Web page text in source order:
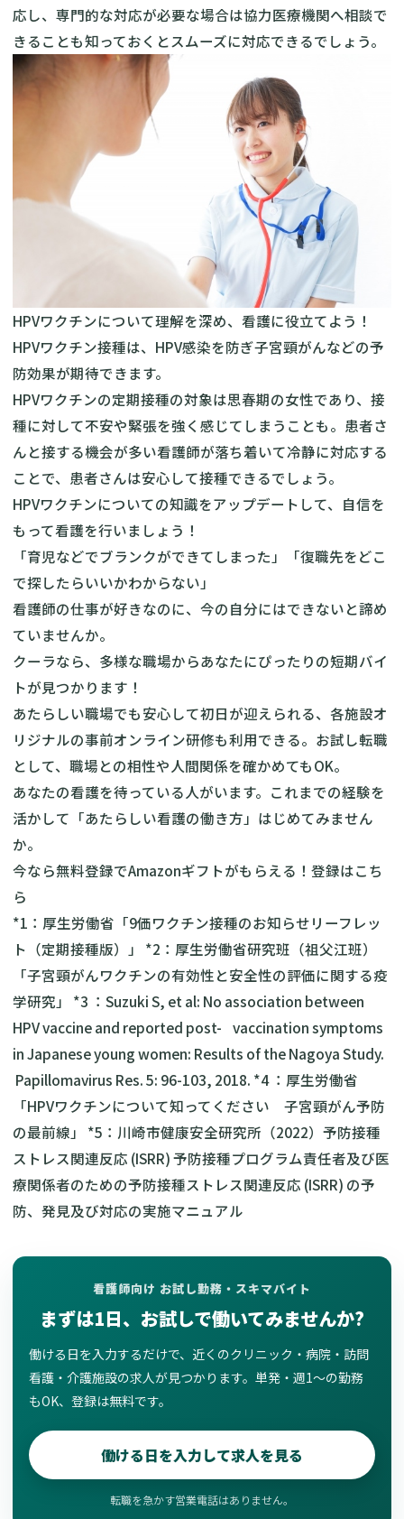
応し、専門的な対応が必要な場合は協力医療機関へ相談で
きることも知っておくとスムーズに対応できるでしょう。
HPVワクチンについて理解を深め、看護に役立てよう！
HPVワクチン接種は、HPV感染を防ぎ子宮頸がんなどの予
防効果が期待できます。
HPVワクチンの定期接種の対象は思春期の女性であり、接
種に対して不安や緊張を強く感じてしまうことも。患者さ
んと接する機会が多い看護師が落ち着いて冷静に対応する
ことで、患者さんは安心して接種できるでしょう。
HPVワクチンについての知識をアップデートして、自信を
もって看護を行いましょう！
「育児などでブランクができてしまった」「復職先をどこ
で探したらいいかわからない」
看護師の仕事が好きなのに、今の自分にはできないと諦め
ていませんか。
クーラなら、多様な職場からあなたにぴったりの短期バイ
トが見つかります！
あたらしい職場でも安心して初日が迎えられる、各施設オ
リジナルの事前オンライン研修も利用できる。お試し転職
として、職場との相性や人間関係を確かめてもOK。
あなたの看護を待っている人がいます。これまでの経験を
活かして「あたらしい看護の働き方」はじめてみません
か。
今なら無料登録でAmazonギフトがもらえる！登録はこち
ら
*1： 厚生労働省「9価ワクチン接種のお知らせリーフレッ
ト（定期接種版）」
*2： 厚生労働省研究班（祖父江班）
「子宮頸がんワクチンの有効性と安全性の評価に関する疫
学研究」
*3 ：Suzuki S, et al: No association between
HPV vaccine and reported post- vaccination symptoms
in Japanese young women: Results of the Nagoya Study.
Papillomavirus Res. 5: 96-103, 2018. *4 ： 厚生労働省
「HPVワクチンについて知ってください 子宮頸がん予防
の最前線」
*5： 川崎市健康安全研究所（2022）予防接種
ストレス関連反応 (ISRR) 予防接種プログラム責任者及び医
療関係者のための予防接種ストレス関連反応 (ISRR) の予
防、発見及び対応の実施マニュアル
看護師向け お試し勤務・スキマバイト
まずは1日、お試しで働いてみませんか?
働ける日を入力するだけで、近くのクリニック・病院・訪問
看護・介護施設の求人が見つかります。単発・週1〜の勤務
もOK、登録は無料です。
働ける日を入力して求人を見る
転職を急かす営業電話はありません。